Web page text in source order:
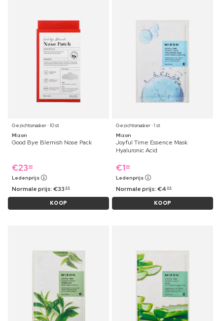
Gezichtsmasker ⋅ 10 st
Mizon
Good Bye Blemish Nose Pack
€23 99
Ledenprijs
Normale prijs:€33 99
KOOP
Gezichtsmasker ⋅ 1 st
Mizon
Joyful Time Essence Mask
Hyaluronic Acid
€1 99
Ledenprijs
Normale prijs:€4 99
KOOP